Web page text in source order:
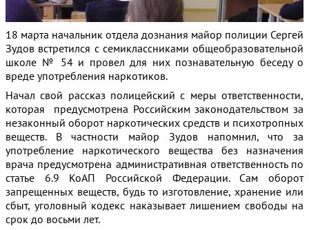
18 марта начальник отдела дознания майор полиции Сергей
Зудов встретился с семиклассниками общеобразовательной
школе № 54 и провел для них познавательную беседу о
вреде употребления наркотиков.
Начал свой рассказ полицейский с меры ответственности,
которая предусмотрена Российским законодательством за
незаконный оборот наркотических средств и психотропных
веществ. В частности майор Зудов напомнил, что за
употребление наркотического вещества без назначения
врача предусмотрена административная ответственность по
статье 6.9 КоАП Российской Федерации. Сам оборот
запрещенных веществ, будь то изготовление, хранение или
сбыт, уголовный кодекс наказывает лишением свободы на
срок до восьми лет.